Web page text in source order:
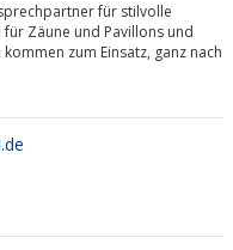
für stilvolle
Zäune und Pavillons und
zum Einsatz, ganz nach